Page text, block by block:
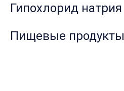
Гипохлорид натрия
Пищевые продукты